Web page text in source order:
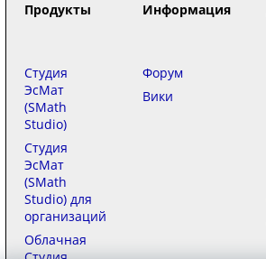
Продукты Информация
Студия
ЭсМат
(SMath
Studio)
Студия
ЭсМат
(SMath
Studio) для
организаций
Облачная
Форум
Вики